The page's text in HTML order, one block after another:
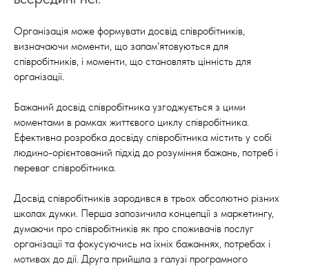
Організація може формувати досвід співробітників,
визначаючи моменти, що запам'ятовуються для
співробітників, і моменти, що становлять цінність для
організації.
Бажаний досвід співробітника узгоджується з цими
моментами в рамках життєвого циклу співробітника.
Ефективна розробка досвіду співробітника містить у собі
людино-орієнтований підхід до розуміння бажань, потреб і
переваг співробітника.
Досвід співробітників зародився в трьох абсолютно різних
школах думки. Перша запозичила концепції з маркетингу,
думаючи про співробітників як про споживачів послуг
організації та фокусуючись на їхніх бажаннях, потребах і
мотивах до дії. Друга прийшла з галузі програмного